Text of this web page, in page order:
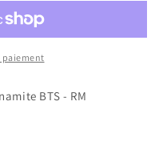
paiement
BTS - RM